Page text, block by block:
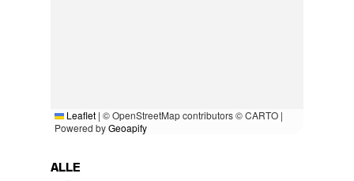
Leaflet | © OpenStreetMap contributors © CARTO |
Powered byGeoapify
ALLE